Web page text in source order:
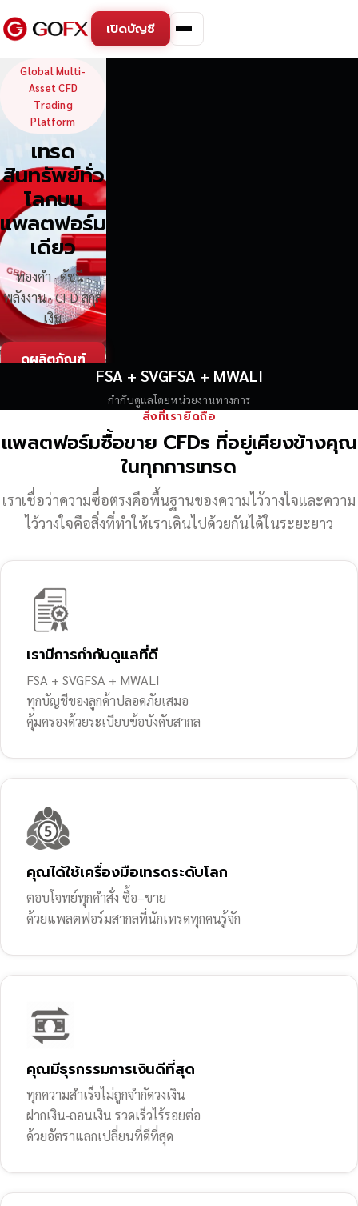
เปิดบัญชี
GoFX — Global Multi-
Global Multi-
Asset CFD
Trading
Platform
เทรด
สินทรัพย์ทั่ว
โลกบน
แพลตฟอร์ม
เดียว
ทองคำ · ดัชนี ·
พลังงาน · CFD สกุล
เงิน
ดูผลิตภัณฑ์
FSA + SVGFSA + MWALI
กำกับดูแลโดยหน่วยงานทางการ
สิ่งที่เรายึดถือ
แพลตฟอร์มซื้อขาย CFDs ที่อยู่เคียงข้างคุณ
ในทุกการเทรด
เราเชื่อว่าความซื่อตรงคือพื้นฐานของความไว้วางใจและความ
ไว้วางใจคือสิ่งที่ทำให้เราเดินไปด้วยกันได้ในระยะยาว
เรามีการกำกับดูแลที่ดี
FSA + SVGFSA + MWALI
ทุกบัญชีของลูกค้าปลอดภัยเสมอ
คุ้มครองด้วยระเบียบข้อบังคับสากล
คุณได้ใช้เครื่องมือเทรดระดับโลก
ตอบโจทย์ทุกคำสั่ง ซื้อ–ขาย
ด้วยแพลตฟอร์มสากลที่นักเทรดทุกคนรู้จัก
คุณมีธุรกรรมการเงินดีที่สุด
ทุกความสำเร็จไม่ถูกจำกัดวงเงิน
ฝากเงิน-ถอนเงิน รวดเร็วไร้รอยต่อ
ด้วยอัตราแลกเปลี่ยนที่ดีที่สุด